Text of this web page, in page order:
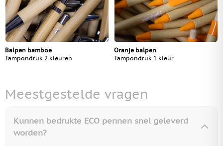
Balpen bamboe
Tampondruk 2 kleuren
Oranje balpen
Tampondruk 1 kleur
Meestgestelde vragen
Kunnen bedrukte ECO pennen snel geleverd
worden?